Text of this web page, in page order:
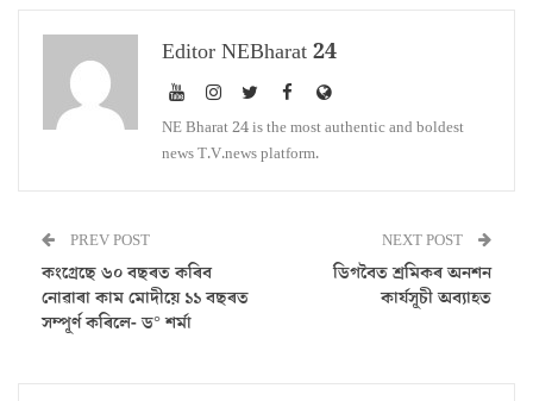
Editor NEBharat 24
NE Bharat 24 is the most authentic and boldest
news T.V.news platform.
PREV POST
কংগ্ৰেছে ৬০ বছৰত কৰিব
নোৱাৰা কাম মোদীয়ে ১১ বছৰত
সম্পূৰ্ণ কৰিলে- ড° শৰ্মা
NEXT POST
ডিগবৈত শ্ৰমিকৰ অনশন
কাৰ্যসূচী অব্যাহত